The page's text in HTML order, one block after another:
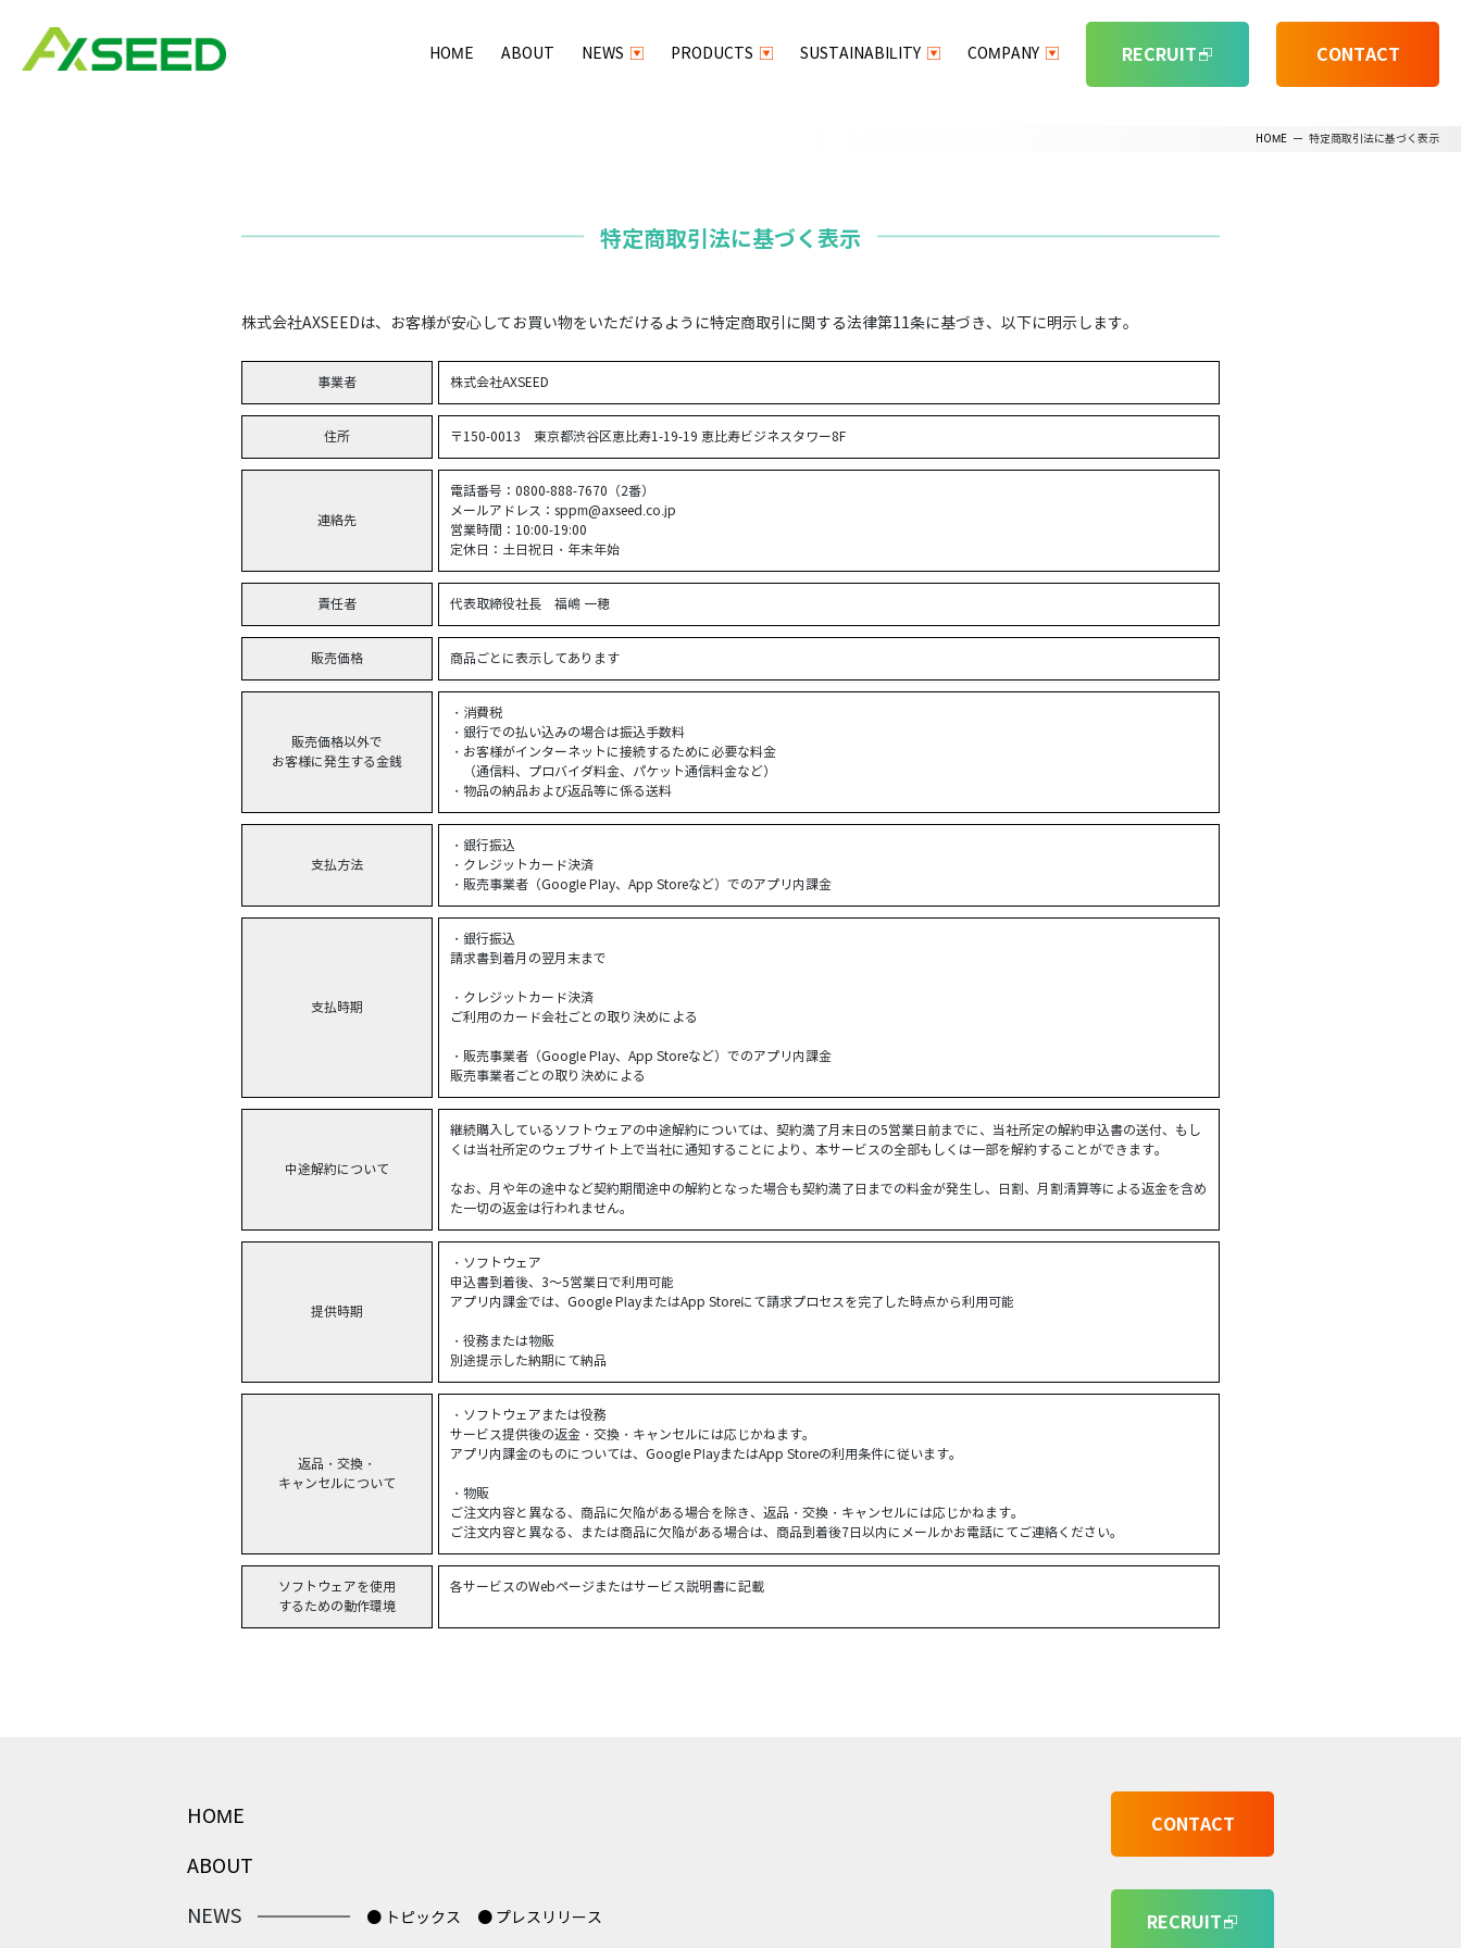
HOME ABOUT NEWS PRODUCTS SUSTAINABILITY COMPANY RECRUIT CONTACT
HOME ー 特定商取引法に基づく表示
特定商取引法に基づく表示
株式会社AXSEEDは、お客様が安心してお買い物をいただけるように特定商取引に関する法律第11条に基づき、以下に明示します。
事業者 株式会社AXSEED
住所 〒150-0013 東京都渋谷区恵比寿1-19-19 恵比寿ビジネスタワー8F
連絡先
電話番号：0800-888-7670（2番）
メールアドレス：sppm@axseed.co.jp
営業時間：10:00-19:00
定休日：土日祝日・年末年始
責任者 代表取締役社長 福嶋 一穂
販売価格 商品ごとに表示してあります
販売価格以外で
お客様に発生する金銭
・消費税
・銀行での払い込みの場合は振込手数料
・お客様がインターネットに接続するために必要な料金
（通信料、プロバイダ料金、パケット通信料金など）
・物品の納品および返品等に係る送料
支払方法
・銀行振込
・クレジットカード決済
・販売事業者（Google Play、App Storeなど）でのアプリ内課金
支払時期
・銀行振込
請求書到着月の翌月末まで
・クレジットカード決済
ご利用のカード会社ごとの取り決めによる
・販売事業者（Google Play、App Storeなど）でのアプリ内課金
販売事業者ごとの取り決めによる
中途解約について
継続購入しているソフトウェアの中途解約については、契約満了月末日の5営業日前までに、当社所定の解約申込書の送付、もし
くは当社所定のウェブサイト上で当社に通知することにより、本サービスの全部もしくは一部を解約することができます。
なお、月や年の途中など契約期間途中の解約となった場合も契約満了日までの料金が発生し、日割、月割清算等による返金を含め
た一切の返金は行われません。
提供時期
・ソフトウェア
申込書到着後、3～5営業日で利用可能
アプリ内課金では、Google PlayまたはApp Storeにて請求プロセスを完了した時点から利用可能
・役務または物販
別途提示した納期にて納品
返品・交換・
キャンセルについて
・ソフトウェアまたは役務
サービス提供後の返金・交換・キャンセルには応じかねます。
アプリ内課金のものについては、Google PlayまたはApp Storeの利用条件に従います。
・物販
ご注文内容と異なる、商品に欠陥がある場合を除き、返品・交換・キャンセルには応じかねます。
ご注文内容と異なる、または商品に欠陥がある場合は、商品到着後7日以内にメールかお電話にてご連絡ください。
ソフトウェアを使用
するための動作環境
各サービスのWebページまたはサービス説明書に記載
HOME
ABOUT
NEWS ● トピックス ● プレスリリース
CONTACT
RECRUIT